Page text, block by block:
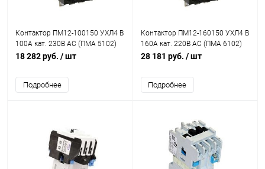
Контактор ПМ12-100150 УХЛ4 В
100А кат. 230В AC (ПМА 5102)
Кашин 068150220ВВ230000000
18 282 руб. / шт
Подробнее
Контактор ПМ12-160150 УХЛ4 В
160А кат. 220В AC (ПМА 6102)
Кашин 072150220ВВ220000000
28 181 руб. / шт
Подробнее